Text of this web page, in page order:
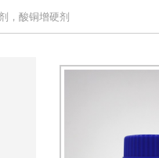
，酸铜增硬剂